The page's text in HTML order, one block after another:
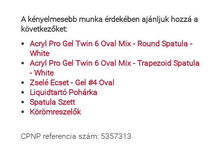
A kényelmesebb munka érdekében ajánljuk hozzá a
következőket:
Acryl Pro Gel Twin 6 Oval Mix - Round Spatula -
White
Acryl Pro Gel Twin 6 Oval Mix - Trapezoid Spatula
- White
Zselé Ecset - Gel #4 Oval
Liquidtartó Pohárka
Spatula Szett
Körömreszelők
CPNP referencia szám: 5357313